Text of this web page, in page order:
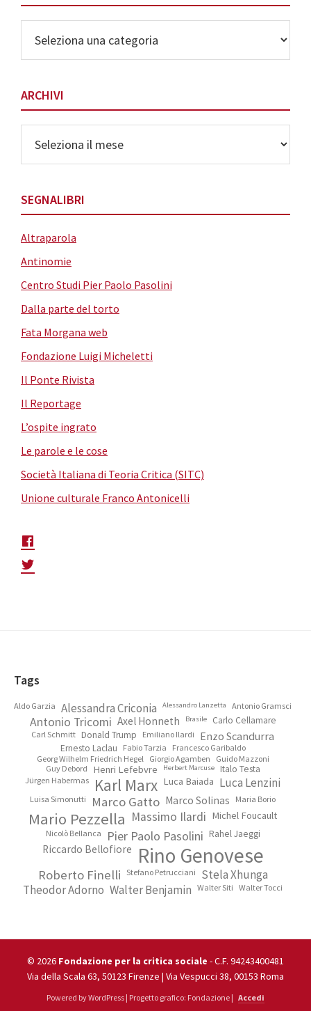
delle
Categorie
ARCHIVI
SEGNALIBRI
Altraparola
Antinomie
Centro Studi Pier Paolo Pasolini
Dalla parte del torto
Fata Morgana web
Fondazione Luigi Micheletti
Il Ponte Rivista
Il Reportage
L’ospite ingrato
Le parole e le cose
Società Italiana di Teoria Critica (SITC)
Unione culturale Franco Antonicelli
Footer
Tags
Aldo Garzia Alessandra Criconia Alessandro Lanzetta Antonio Gramsci
Antonio Tricomi Axel Honneth Brasile Carlo Cellamare
Carl Schmitt Donald Trump Emiliano Ilardi Enzo Scandurra
Ernesto Laclau Fabio Tarzia
Francesco Garibaldo
Georg Wilhelm Friedrich Hegel
Giorgio Agamben
Guido Mazzoni
Guy Debord
Henri Lefebvre Herbert Marcuse Italo Testa
Jürgen Habermas Karl Marx Luca Baiada Luca Lenzini
Luisa Simonutti Marco Gatto Marco Solinas Maria Borio
Mario Pezzella Massimo Ilardi Michel Foucault
Nicolò Bellanca Pier Paolo Pasolini Rahel Jaeggi
Riccardo Bellofiore Rino Genovese
Roberto Finelli Stefano Petrucciani
Stela Xhunga
Theodor Adorno Walter Benjamin Walter Siti Walter Tocci
© 2026 Fondazione per la critica sociale - C.F. 94243400481
Via della Scala 63, 50123 Firenze | Via Vespucci 38, 00153 Roma
Powered by WordPress | Progetto grafico: Fondazione | Accedi